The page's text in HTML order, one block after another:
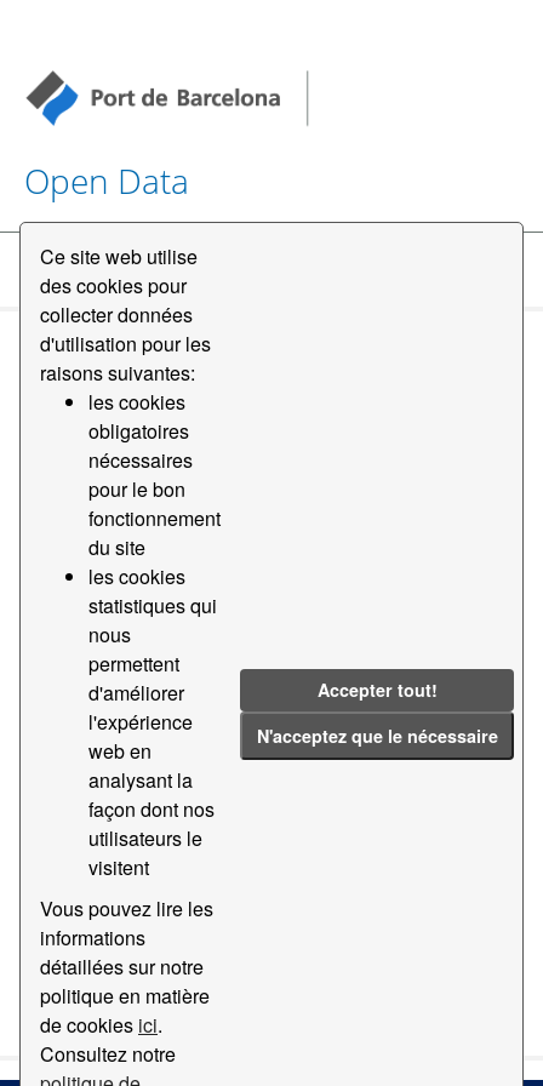
Ce site web utilise
des cookies pour
collecter données
d'utilisation pour les
raisons suivantes:
les cookies
obligatoires
nécessaires
pour le bon
fonctionnement
du site
les cookies
statistiques qui
nous
permettent
d'améliorer
l'expérience
web en
analysant la
façon dont nos
utilisateurs le
visitent
Vous pouvez lire les
informations
détaillées sur notre
politique en matière
de cookies ici.
Consultez notre
Accepter tout!
N'acceptez que le nécessaire
Open Data
Jeux de données
Par Ordre
1 jeu de données trouvé
Groupes: Géographie et localisation
dwg
Shape epsg
Filtrer les resultats
Cartographie base du Port de Barcelona
Base de cartographie du Port de Barcelona EPSG:
25831 à différentes échelles et formats
API(cfDocumentation de l'API